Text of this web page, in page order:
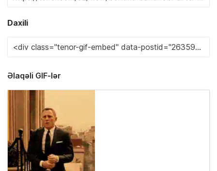
Daxili
Əlaqəli GIF-lər